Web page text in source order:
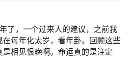
你最近有很好的财运，不妨
让你有所收获。不同离异女
解析出行的离异女人梦见自
，延后一两天回家。本命年
了，一个过来人的建议，之前我
每年化太岁，看年卦。回顾这些
相见恨晚啊。命运真的是注定